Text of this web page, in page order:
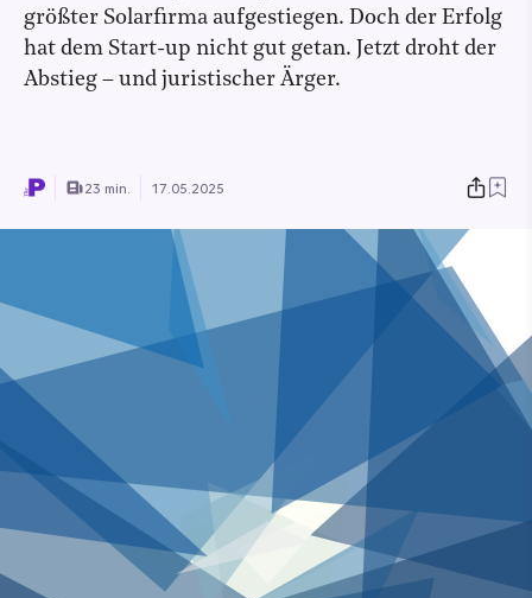
größter Solarfirma aufgestiegen. Doch der Erfolg
hat dem Start-up nicht gut getan. Jetzt droht der
Abstieg – und juristischer Ärger.
23 min. 17.05.2025